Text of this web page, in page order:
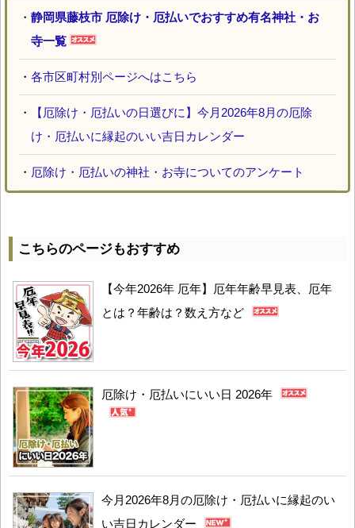
・ 静岡県藤枝市 厄除け・厄払いでおすすめ有名神社・お
寺一覧
・ 各市区町村別ページへはこちら
・
【厄除け・厄払いの日選びに】今月2026年8月の厄除
け・厄払いに縁起のいい吉日カレンダー
・ 厄除け・厄払いの神社・お寺についてのアンケート
こちらのページもおすすめ
【今年2026年 厄年】厄年年齢早見表、厄年
とは？年齢は？数え方など
厄除け・厄払いにいい日 2026年
今月2026年8月の厄除け・厄払いに縁起のい
い吉日カレンダー